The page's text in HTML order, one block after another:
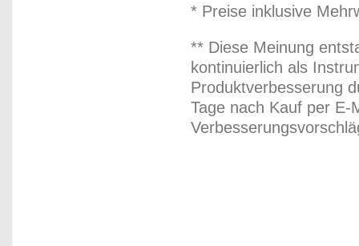
* Preise inklusive
** Diese Meinung
kontinuierlich als
Produktverbesserung
Tage nach Kauf per E-